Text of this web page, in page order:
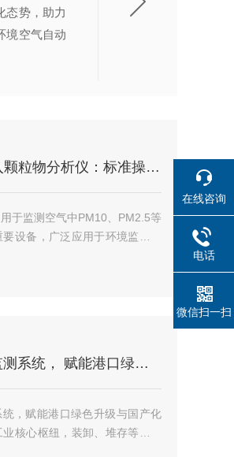
态势，助力
境空气自动
从零开始学可吸入颗粒物分析仪：标准操作流程与使用要点
于监测空气中PM10、PM2.5等
设备，广泛应用于环境监测、
量评估。为确保测量数据的准确
操作人员必须掌握其规范操作
AQM-836S环境监测系统， 赋能港口绿色升级与国产化替代
，赋能港口绿色升级与国产化
核心枢纽，装卸、堆存等环节
，加之“双碳”目标、绿色港口
在线咨询
电话
微信扫一扫